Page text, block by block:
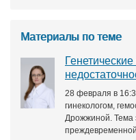
Материалы по теме
28 февраля в
гинекологом,
Дрожжиной. Тема
преждевременной